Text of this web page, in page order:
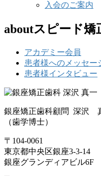
入会のご案内
aboutスピード矯
アカデミー会員
患者様へのメッセー
患者様インタビュー
銀座矯正歯科顧問 深沢
（歯学博士）
〒104-0061
東京都中央区銀座3-3-14
銀座グランディアビル6F